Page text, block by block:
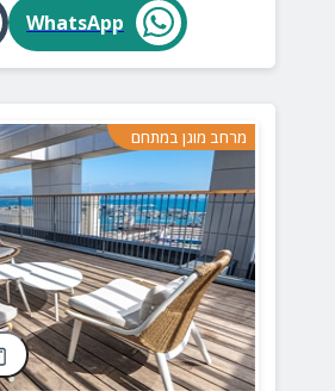
WhatsApp
מרחב מוגן במתחם